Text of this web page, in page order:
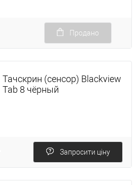
Продано
Тачскрин (сенсор) Blackview
Tab 8 чёрный
Запросити ціну